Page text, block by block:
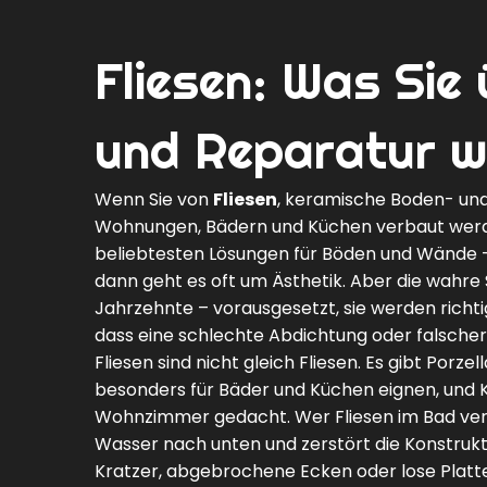
Fliesen: Was
und Reparatur
Wenn Sie von Fliesen, keramische Boden-
Wohnungen, Bädern und Küchen verbaut
beliebtesten Lösungen für Böden und
dann geht es oft um Ästhetik. Aber die
Jahrzehnte – vorausgesetzt, sie werden
dass eine schlechte Abdichtung oder
Fliesen sind nicht gleich Fliesen. Es gibt
besonders für Bäder und Küchen eignen, und
Wohnzimmer gedacht. Wer Fliesen im Bad
Wasser nach unten und zerstört die
Kratzer, abgebrochene Ecken oder lose